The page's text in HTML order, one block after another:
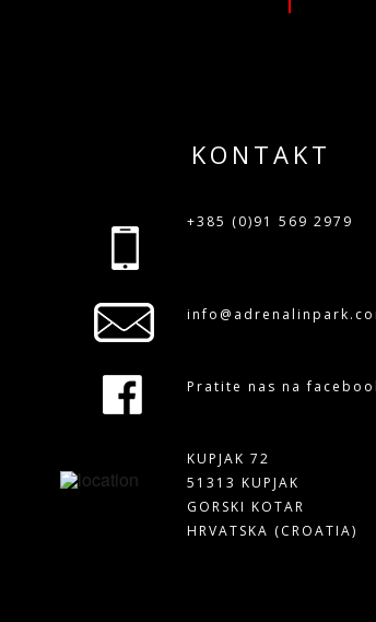
KONTAKT
+385 (0)91 569 2979
Pratite nas na
KUPJAK 72
51313 KUPJAK
GORSKI KOTAR
HRVATSKA (CROATIA)